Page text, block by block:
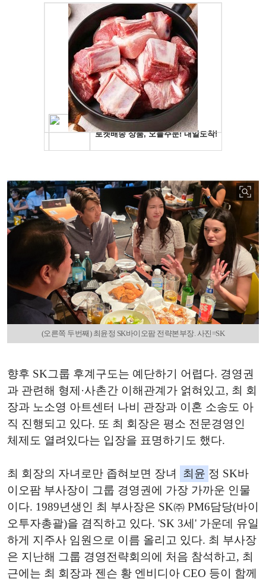
(오른쪽 두번째) 최윤정 SK바이오팜 전략본부장. 사진=SK
향후 SK그룹 후계구도는 예단하기 어렵다. 경영권
과 관련해 형제·사촌간 이해관계가 얽혀있고, 최 회
장과 노소영 아트센터 나비 관장과 이혼 소송도 아
직 진행되고 있다. 또 최 회장은 평소 전문경영인
체제도 열려있다는 입장을 표명하기도 했다.
최 회장의 자녀로만 좁혀보면 장녀 최윤 정 SK바
이오팜 부사장이 그룹 경영권에 가장 가까운 인물
이다. 1989년생인 최 부사장은 SK㈜ PM6담당(바이
오투자총괄)을 겸직하고 있다. 'SK 3세' 가운데 유일
하게 지주사 임원으로 이름 올리고 있다. 최 부사장
은 지난해 그룹 경영전략회의에 처음 참석하고, 최
근에는 최 회장과 젠슨 황 엔비디아 CEO 등이 함께